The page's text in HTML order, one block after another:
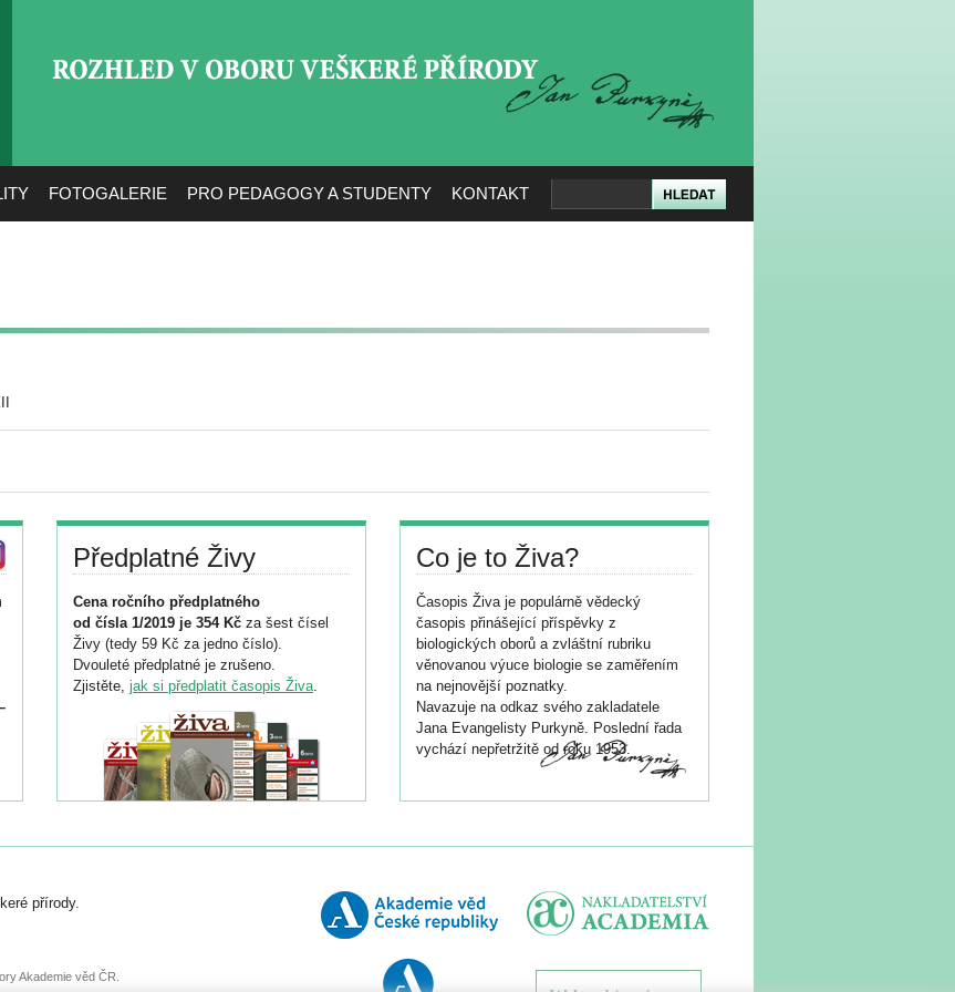
FOTOGALERIE PRO PEDAGOGY A STUDENTY KONTAKT
Předplatné Živy
Cena ročního předplatného
od čísla 1/2019 je 354 Kč za šest čísel
Živy (tedy 59 Kč za jedno číslo).
Dvouleté předplatné je zrušeno.
Zjistěte, jak si předplatit časopis Živa.
Co je to Živa?
Časopis Živa je populárně vědecký
časopis přinášející příspěvky z
biologických oborů a zvláštní rubriku
věnovanou výuce biologie se zaměřením
na nejnovější poznatky.
Navazuje na odkaz svého zakladatele
Jana Evangelisty Purkyně. Poslední řada
vychází nepřetržitě od roku 1953.
přírody.
Akademie věd ČR.